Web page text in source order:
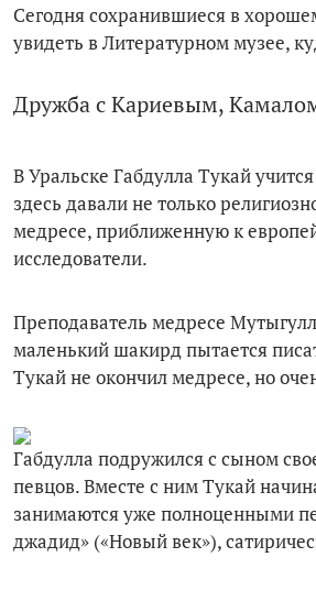
Сегодня сохранившиеся в
увидеть в Литературном музее,
Дружба с Кариевым,
В Уральске Габдулла Тукай
здесь давали не только
медресе, приближенную к
исследователи.
Преподаватель медресе
маленький шакирд пытается
Тукай не окончил медресе, но
Габдулла подружился с сыном
певцов. Вместе с ним Тукай
занимаются уже полноценными
джадид» («Новый век»),